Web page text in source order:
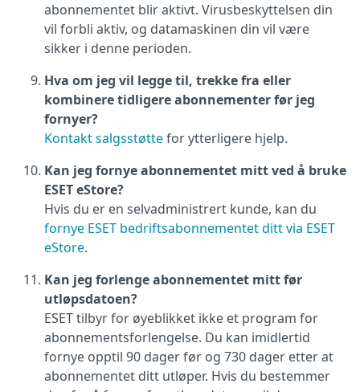
abonnementet blir aktivt. Virusbeskyttelsen din
vil forbli aktiv, og datamaskinen din vil være
sikker i denne perioden.
Hva om jeg vil legge til, trekke fra eller
kombinere tidligere abonnementer før jeg
fornyer?
Kontakt salgsstøttefor ytterligere hjelp.
Kan jeg fornye abonnementet mitt ved å bruke
ESET eStore?
Hvis du er en selvadministrert kunde, kan du
fornye ESET bedriftsabonnementet ditt via ESET
eStore.
Kan jeg forlenge abonnementet mitt før
utløpsdatoen?
ESET tilbyr for øyeblikket ikke et program for
abonnementsforlengelse. Du kan imidlertid
fornye opptil 90 dager før og 730 dager etter at
abonnementet ditt utløper. Hvis du bestemmer